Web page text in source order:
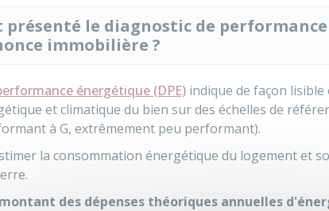
présenté le diagnostic de
immobilière ?
énergétique (DPE) indique de façon
et climatique du bien sur des échelles de
à G, extrêmement peu performant).
la consommation énergétique du logement et
montant des dépenses théoriques annuelles